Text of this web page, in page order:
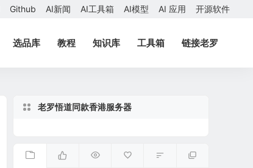
Github AI新闻 AI工具箱 AI模型 AI 应用 开源软件
选品库 教程 知识库 工具箱 链接老罗
老罗悟道同款香港服务器